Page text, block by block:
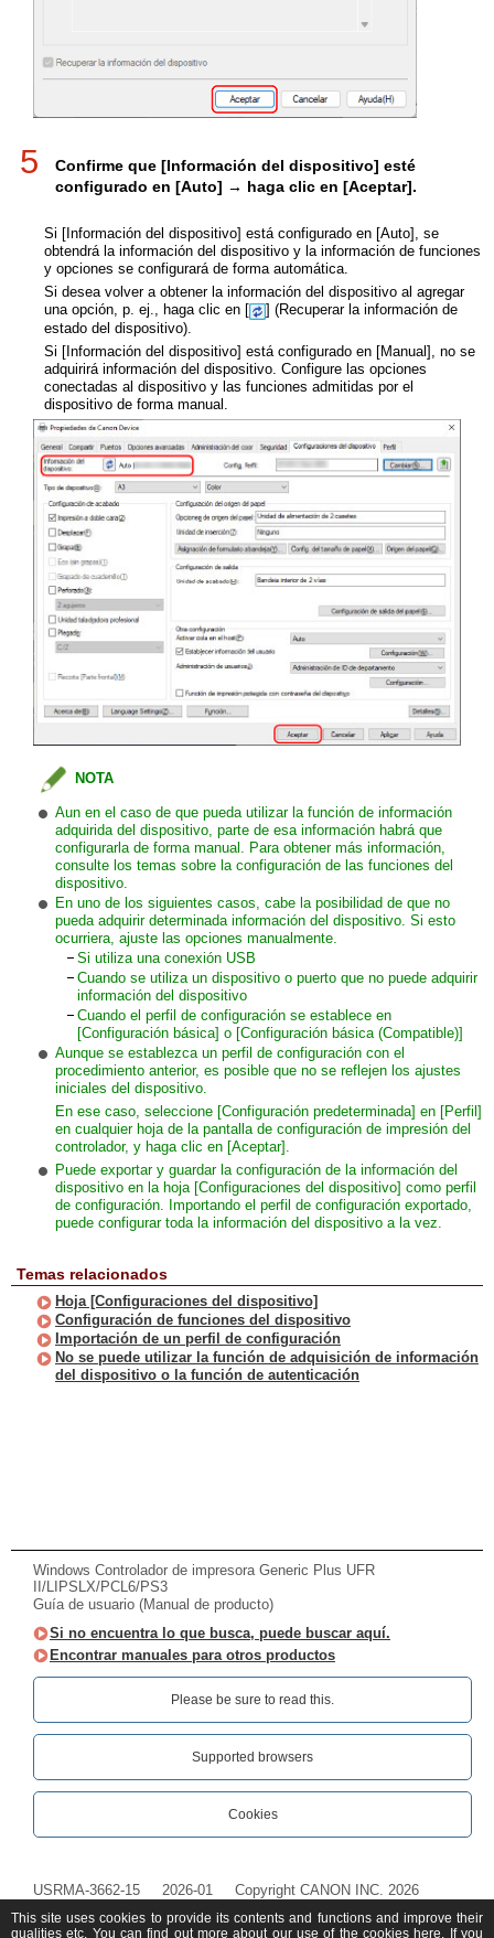
5
Confirme que [Información del dispositivo] esté
configurado en [Auto] → haga clic en [Aceptar].
Si [Información del dispositivo] está configurado en [Auto], se
obtendrá la información del dispositivo y la información de funciones
y opciones se configurará de forma automática.
Si desea volver a obtener la información del dispositivo al agregar
una opción, p. ej., haga clic en [
] (Recuperar la información de
estado del dispositivo).
Si [Información del dispositivo] está configurado en [Manual], no se
adquirirá información del dispositivo. Configure las opciones
conectadas al dispositivo y las funciones admitidas por el
dispositivo de forma manual.
NOTA
Aun en el caso de que pueda utilizar la función de información
adquirida del dispositivo, parte de esa información habrá que
configurarla de forma manual. Para obtener más información,
consulte los temas sobre la configuración de las funciones del
dispositivo.
En uno de los siguientes casos, cabe la posibilidad de que no
pueda adquirir determinada información del dispositivo. Si esto
ocurriera, ajuste las opciones manualmente.
Si utiliza una conexión USB
Cuando se utiliza un dispositivo o puerto que no puede adquirir
información del dispositivo
Cuando el perfil de configuración se establece en
[Configuración básica] o [Configuración básica (Compatible)]
Aunque se establezca un perfil de configuración con el
procedimiento anterior, es posible que no se reflejen los ajustes
iniciales del dispositivo.
En ese caso, seleccione [Configuración predeterminada] en [Perfil]
en cualquier hoja de la pantalla de configuración de impresión del
controlador, y haga clic en [Aceptar].
Puede exportar y guardar la configuración de la información del
dispositivo en la hoja [Configuraciones del dispositivo] como perfil
de configuración. Importando el perfil de configuración exportado,
puede configurar toda la información del dispositivo a la vez.
Temas relacionados
Hoja [Configuraciones del dispositivo]
Configuración de funciones del dispositivo
Importación de un perfil de configuración
No se puede utilizar la función de adquisición de información
del dispositivo o la función de autenticación
Windows Controlador de impresora Generic Plus UFR
II/LIPSLX/PCL6/PS3
Guía de usuario (Manual de producto)
Si no encuentra lo que busca, puede buscar aquí.
Encontrar manuales para otros productos
Please be sure to read this.‎
Supported browsers
Cookies
USRMA-3662-15 2026-01 Copyright CANON INC. 2026
This site uses cookies to provide its contents and functions and improve their
qualities etc. You can find out more about our use of the cookies here. If you